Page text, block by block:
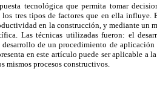
tecnológica que permita tomar
tres tipos de factores que en ella influye.
en la construcción, y mediante un
Las técnicas utilizadas fueron: el
de un procedimiento de
en este artículo puede ser aplicable a
mismos procesos constructivos.